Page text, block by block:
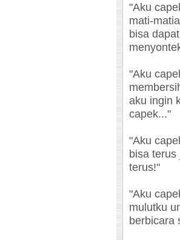
"Aku
mati-
bisa
"Aku
aku ingin
capek..."
"Aku
bisa terus
terus!"
"Aku
mulutku
berbicara